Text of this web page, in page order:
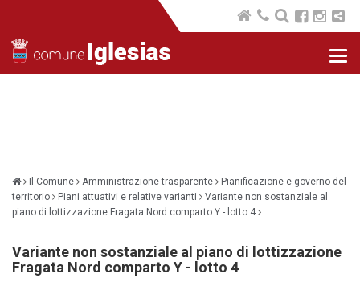
Il Comune Amministrazione trasparente
Pianificazione e governo del
territorio
Piani attuativi e relative varianti
Variante non sostanziale al
piano di lottizzazione Fragata Nord comparto Y - lotto 4
Variante non sostanziale al piano di lottizzazione
Fragata Nord comparto Y - lotto 4